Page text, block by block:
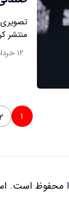
تصویری
منتشر
۱۲ خرداد ۱۴۰۵
۱
محفوظ است.